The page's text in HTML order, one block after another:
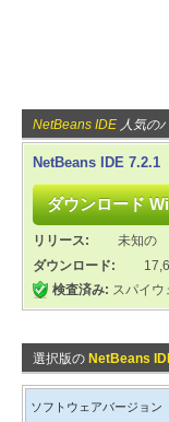
NetBeans IDE 人気の
NetBeans IDE 7.2.1
リリース: 未知の
ダウンロード:
検査済み: スパイウ
選択版の NetBeans
ソフトウェアバージョン